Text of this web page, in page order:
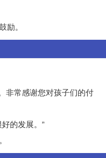
。
非常感谢您对孩子们的付
的发展。”